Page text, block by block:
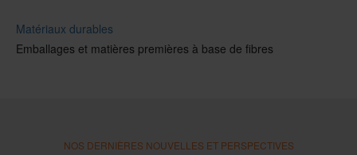
Matériaux durables
Emballages et matières premières à base de fibres
NOS DERNIÈRES NOUVELLES ET PERSPECTIVES